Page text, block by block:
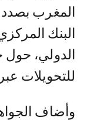
المغرب بصدد
البنك
الدولي، حول
للتحويلات
وأضاف